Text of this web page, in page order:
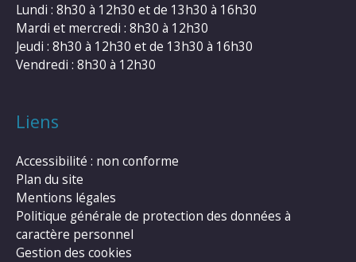
Lundi : 8h30 à 12h30 et de 13h30 à 16h30
Mardi et mercredi : 8h30 à 12h30
Jeudi : 8h30 à 12h30 et de 13h30 à 16h30
Vendredi : 8h30 à 12h30
Liens
Accessibilité : non conforme
Plan du site
Mentions légales
Politique générale de protection des données à
caractère personnel
Gestion des cookies